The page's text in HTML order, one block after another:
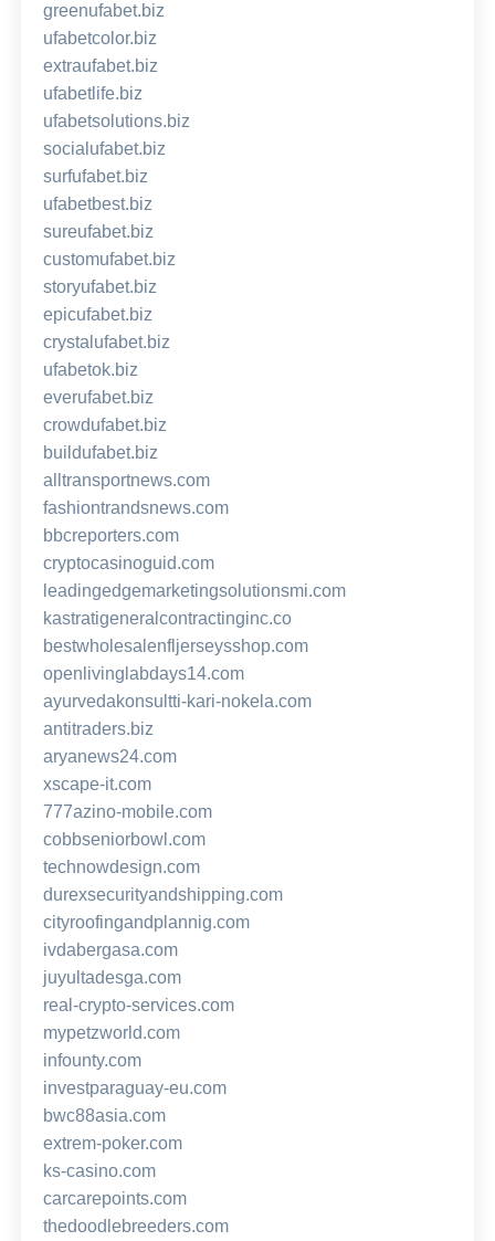
greenufabet.biz
ufabetcolor.biz
extraufabet.biz
ufabetlife.biz
ufabetsolutions.biz
socialufabet.biz
surfufabet.biz
ufabetbest.biz
sureufabet.biz
customufabet.biz
storyufabet.biz
epicufabet.biz
crystalufabet.biz
ufabetok.biz
everufabet.biz
crowdufabet.biz
buildufabet.biz
alltransportnews.com
fashiontrandsnews.com
bbcreporters.com
cryptocasinoguid.com
leadingedgemarketingsolutionsmi.com
kastratigeneralcontractinginc.co
bestwholesalenfljerseysshop.com
openlivinglabdays14.com
ayurvedakonsultti-kari-nokela.com
antitraders.biz
aryanews24.com
xscape-it.com
777azino-mobile.com
cobbseniorbowl.com
technowdesign.com
durexsecurityandshipping.com
cityroofingandplannig.com
ivdabergasa.com
juyultadesga.com
real-crypto-services.com
mypetzworld.com
infounty.com
investparaguay-eu.com
bwc88asia.com
extrem-poker.com
ks-casino.com
carcarepoints.com
thedoodlebreeders.com